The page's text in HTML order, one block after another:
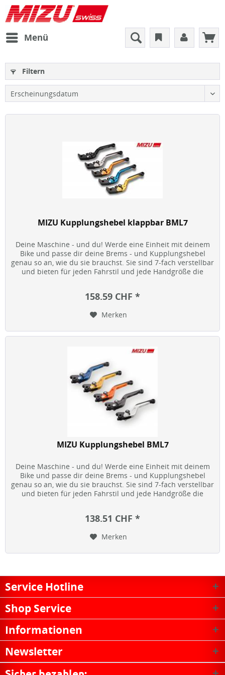
Menü
Filtern
MIZU Kupplungshebel klappbar BML7
Deine Maschine - und du! Werde eine Einheit mit deinem
Bike und passe dir deine Brems - und Kupplungshebel
genau so an, wie du sie brauchst. Sie sind 7-fach verstellbar
und bieten für jeden Fahrstil und jede Handgröße die
158.59 CHF *
Merken
MIZU Kupplungshebel BML7
Deine Maschine - und du! Werde eine Einheit mit deinem
Bike und passe dir deine Brems - und Kupplungshebel
genau so an, wie du sie brauchst. Sie sind 7-fach verstellbar
und bieten für jeden Fahrstil und jede Handgröße die
138.51 CHF *
Merken
Service Hotline
Shop Service
Informationen
Newsletter